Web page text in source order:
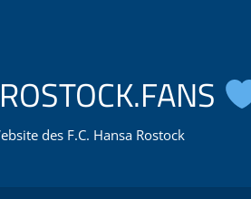
des F.C. Hansa Rostock